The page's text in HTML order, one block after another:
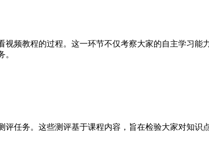
教程的过程。这一环节不仅考察大家的自主学习能
。
务。这些测评基于课程内容，旨在检验大家对知识